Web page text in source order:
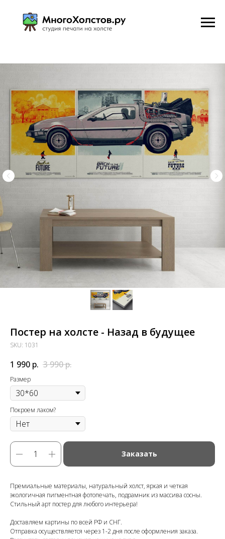
Постер на холсте - Назад в будущее
SKU: 1031
1 990 р. 3 990р.
Размер
Покроем лаком?
Заказать
Премиальные материалы, натуральный холст, яркая и четкая
экологичная пигментная фотопечать, подрамник из массива сосны.
Стильный арт постер для любого интерьера!
Доставляем картины по всей РФ и СНГ.
Отправка осуществляется через 1-2 дня после оформления заказа.